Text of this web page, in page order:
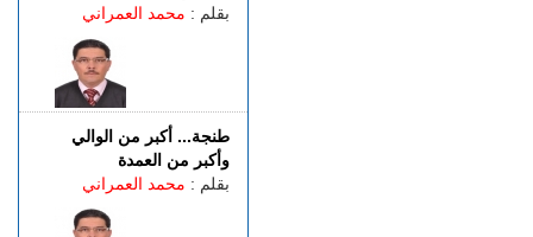
بقلم : محمد العمراني
طنجة... أكبر من الوالي
وأكبر من العمدة
بقلم : محمد العمراني